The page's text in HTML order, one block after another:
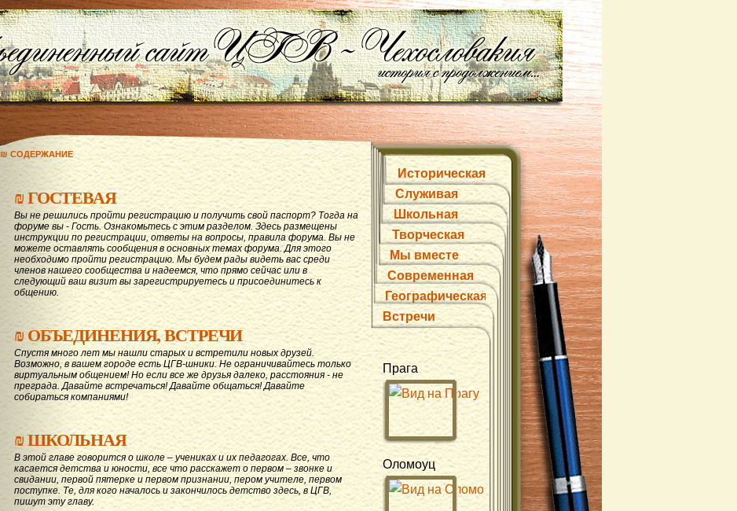
₪ СОДЕРЖАНИЕ
₪ГОСТЕВАЯ
Вы не решились пройти регистрацию и получить свой паспорт? Тогда на
форуме вы - Гость. Ознакомьтесь с этим разделом. Здесь размещены
инструкции по регистрации, ответы на вопросы, правила форума. Вы не
можете оставлять сообщения в основных темах форума. Для этого
необходимо пройти регистрацию. Мы будем рады видеть вас среди
членов нашего сообщества и надеемся, что прямо сейчас или в
следующий ваш визит вы зарегистрируетесь и присоединитесь к
общению.
₪ОБЪЕДИНЕНИЯ, ВСТРЕЧИ
Спустя много лет мы нашли старых и встретили новых друзей.
Возможно, в вашем городе есть ЦГВ-шники. Не ограничивайтесь только
виртуальным общением! Но если все же друзья далеко, расстояния - не
преграда. Давайте вcтречаться! Давайте общаться! Давайте
собираться компаниями!
₪ШКОЛЬНАЯ
В этой главе говорится о школе – учениках и их педагогах. Все, что
касается детства и юности, все что расскажет о первом – звонке и
свидании, первой пятерке и первом признании, пером учителе, первом
поступке. Те, для кого началось и закончилось детство здесь, в ЦГВ,
пишут эту главу.
Историческая
Служивая
Школьная
Творческая
Мы вместе
Современная
Географическая
Встречи
Прага
Оломоуц